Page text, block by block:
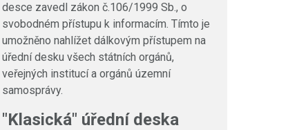
desce zavedl zákon č.106/1999 Sb., o
svobodném přístupu k informacím. Tímto je
umožněno nahlížet dálkovým přístupem na
úřední desku všech státních orgánů,
veřejných institucí a orgánů územní
samosprávy.
"Klasická" úřední deska